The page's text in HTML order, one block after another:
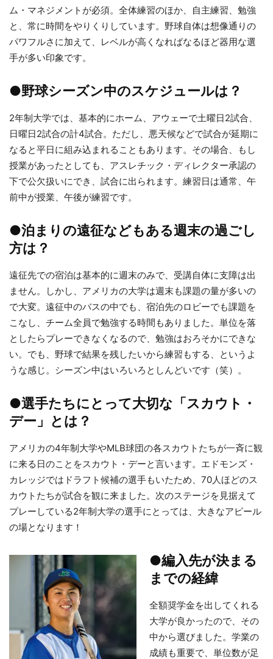
ム・マネジメントが必須。全体練習のほか、自主練習、勉強
と、常に時間をやりくりしています。野球自体は想像通りの
パワフルさに加えて、レベルが高くなればなるほど器用な選
手が多い印象です。
●野球シーズン中のスケジュールは？
2年制大学では、基本的にホーム、アウェーで土曜日2試合、
日曜日2試合の計4試合。ただし、悪天候などで試合が延期に
なると平日に組み込まれることもあります。その場合、もし
授業があったとしても、アスレチック・ディレクター承認の
下で公欠扱いにでき、試合に出られます。練習日は通常、午
前中が授業、午後が練習です。
●泊まりの遠征などもある週末の過ごし
方は？
遠征先での宿泊は基本的に週末のみで、受講自体に支障は出
ません。しかし、アメリカの大学は週末も課題の量が多いの
で大変。遠征中のバスの中でも、宿泊先のロビーでも課題を
こなし、チーム全員で勉強する時間もありました。単位を落
としたらプレーできなくなるので、勉強はおろそかにできな
い。でも、野球で結果を残したいから練習もする、というよ
うな感じ。シーズン中はいろいろとしんどいです（笑）。
●選手たちにとって大切な「スカウト・
デー」とは？
アメリカの4年制大学やMLB球団の各スカウトたちが一斉に観
に来る日のことをスカウト・デーと言います。エドモンズ・
カレッジではドラフト候補の選手もいたため、70人ほどのス
カウトたちが試合を観に来ました。次のステージを見据えて
プレーしている2年制大学の選手にとっては、大きなアピール
の場となります！
●編入先が決まる
までの経緯
全額奨学金を出してくれる
大学が良かったので、その
中から選びました。学業の
成績も重要で、単位数が足